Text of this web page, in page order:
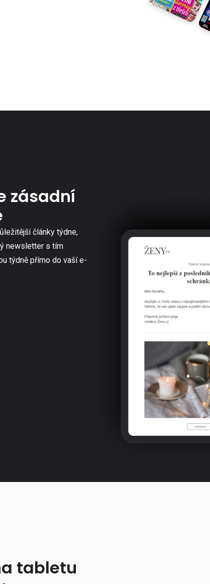
zásadní
články týdne,
newsletter s tím
týdně přímo do vaší e-
tabletu